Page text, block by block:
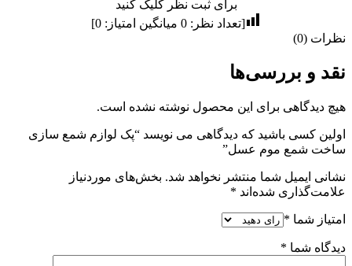
برای ثبت نظر کلیک کنید
[تعداد نظر: 0 میانگین امتیاز: 0
]
نظرات (0)
نقد و بررسی‌ها
هیچ دیدگاهی برای این محصول نوشته نشده است.
اولین کسی باشید که دیدگاهی می نویسد “پک لوازم شمع سازی
ساخت شمع موم عسل”
نشانی ایمیل شما منتشر نخواهد شد. بخش‌های موردنیاز
علامت‌گذاری شده‌اند *
امتیاز شما *
دیدگاه شما *